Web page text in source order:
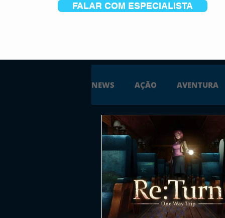
FALAR COM ESPECIALISTA
NEWS AÇÃO AVENTURA
ESTRATÉGIA
PS5 XBOX ONE
PLATAFORMA FPS